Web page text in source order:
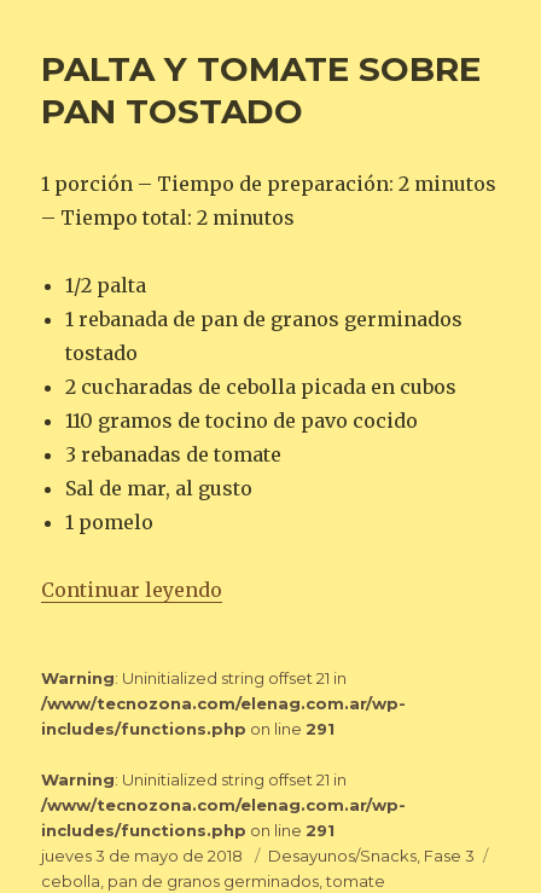
PALTA Y TOMATE SOBRE
PAN TOSTADO
1 porción – Tiempo de preparación: 2 minutos
– Tiempo total: 2 minutos
1/2 palta
1 rebanada de pan de granos germinados
tostado
2 cucharadas de cebolla picada en cubos
110 gramos de tocino de pavo cocido
3 rebanadas de tomate
Sal de mar, al gusto
1 pomelo
Continuar leyendo
Warning: Uninitialized string offset 21 in
/www/tecnozona.com/elenag.com.ar/wp-
includes/functions.php on line 291
Warning: Uninitialized string offset 21 in
/www/tecnozona.com/elenag.com.ar/wp-
includes/functions.php on line 291
Publicado
el
jueves 3 de mayo de 2018 Categorías
Desayunos/Snacks, Fase 3
cebolla, pan de granos germinados,tomate